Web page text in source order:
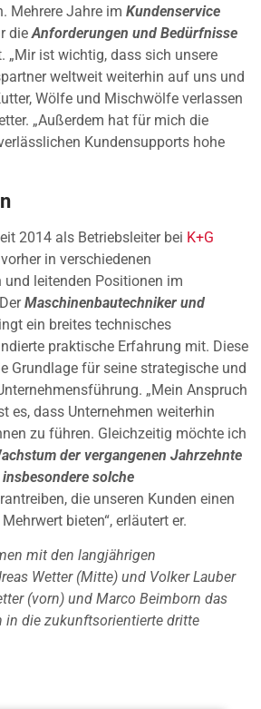
Mehrere Jahre im Kundenservice
dieAnforderungen und Bedürfnisse
„Mir ist wichtig, dass sich unsere
weltweit weiterhin auf uns und
Wölfe und Mischwölfe verlassen
„Außerdem hat für mich die
Kundensupports hohe
2014 als Betriebsleiter bei K+G
in verschiedenen
leitenden Positionen im
Maschinenbautechniker und
ein breites technisches
praktische Erfahrung mit. Diese
Grundlage für seine strategische und
„Mein Anspruch
es, dass Unternehmen weiterhin
zu führen. Gleichzeitig möchte ich
der vergangenen Jahrzehnte
solche
die unseren Kunden einen
bieten“, erläutert er.
mit den langjährigen
Wetter (Mitte) und Volker Lauber
(vorn) und Marco Beimborn das
in die zukunftsorientierte dritte